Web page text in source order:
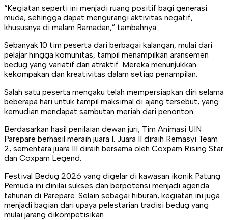
“Kegiatan seperti ini menjadi ruang positif bagi generasi
muda, sehingga dapat mengurangi aktivitas negatif,
khususnya di malam Ramadan,” tambahnya.
Sebanyak 10 tim peserta dari berbagai kalangan, mulai dari
pelajar hingga komunitas, tampil menampilkan aransemen
bedug yang variatif dan atraktif. Mereka menunjukkan
kekompakan dan kreativitas dalam setiap penampilan.
Salah satu peserta mengaku telah mempersiapkan diri selama
beberapa hari untuk tampil maksimal di ajang tersebut, yang
kemudian mendapat sambutan meriah dari penonton.
Berdasarkan hasil penilaian dewan juri, Tim Animasi UIN
Parepare berhasil meraih juara I. Juara II diraih Remasyi Team
2, sementara juara III diraih bersama oleh Coxpam Rising Star
dan Coxpam Legend.
Festival Bedug 2026 yang digelar di kawasan ikonik Patung
Pemuda ini dinilai sukses dan berpotensi menjadi agenda
tahunan di Parepare. Selain sebagai hiburan, kegiatan ini juga
menjadi bagian dari upaya pelestarian tradisi bedug yang
mulai jarang dikompetisikan.